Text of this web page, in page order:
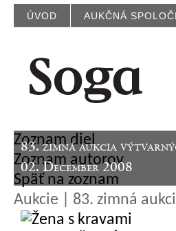
ÚVOD AUKČNÁ
83. zimná aukcia
02. December 2008
Zoznam diel
Zoznam autorov
Späť na zoznam
Aukcie | 83. zimná